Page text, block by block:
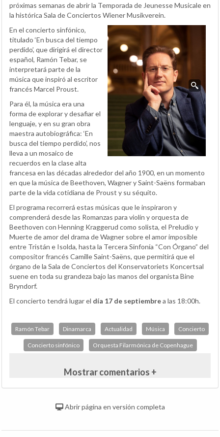
próximas semanas de abrir la Temporada de Jeunesse Musicale en
la histórica Sala de Conciertos Wiener Musikverein.
En el concierto sinfónico,
titulado ‘En busca del tiempo
perdido’, que dirigirá el director
español, Ramón Tebar, se
interpretará parte de la
música que inspiró al escritor
francés Marcel Proust.
Para él, la música era una
forma de explorar y desafiar el
lenguaje, y en su gran obra
maestra autobiográfica: ‘En
busca del tiempo perdido’, nos
lleva a un mosaico de
recuerdos en la clase alta
francesa en las décadas alrededor del año 1900, en un momento
en que la música de Beethoven, Wagner y Saint-Saëns formaban
parte de la vida cotidiana de Proust y su séquito.
El programa recorrerá estas músicas que le inspiraron y
comprenderá desde las Romanzas para violín y orquesta de
Beethoven con Henning Kraggerud como solista, el Preludio y
Muerte de amor del drama de Wagner sobre el amor imposible
entre Tristán e Isolda, hasta la Tercera Sinfonía “Con Órgano” del
compositor francés Camille Saint-Saëns, que permitirá que el
órgano de la Sala de Conciertos del Konservatoriets Koncertsal
suene en toda su grandeza bajo las manos del organista Bine
Bryndorf.
El concierto tendrá lugar el día 17 de septiembrea las 18:00h.
Ramón Tebar Dinamarca Actualidad Música Concierto
Concierto sinfónico Orquesta Filarmónica de Copenhague
Mostrar comentarios +
Abrir página en versión completa